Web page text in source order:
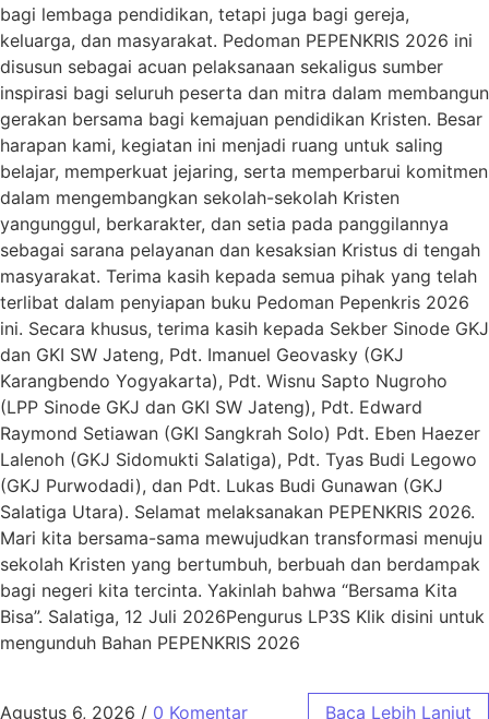
bagi lembaga pendidikan, tetapi juga bagi gereja,
keluarga, dan masyarakat. Pedoman PEPENKRIS 2026 ini
disusun sebagai acuan pelaksanaan sekaligus sumber
inspirasi bagi seluruh peserta dan mitra dalam membangun
gerakan bersama bagi kemajuan pendidikan Kristen. Besar
harapan kami, kegiatan ini menjadi ruang untuk saling
belajar, memperkuat jejaring, serta memperbarui komitmen
dalam mengembangkan sekolah-sekolah Kristen
yangunggul, berkarakter, dan setia pada panggilannya
sebagai sarana pelayanan dan kesaksian Kristus di tengah
masyarakat. Terima kasih kepada semua pihak yang telah
terlibat dalam penyiapan buku Pedoman Pepenkris 2026
ini. Secara khusus, terima kasih kepada Sekber Sinode GKJ
dan GKI SW Jateng, Pdt. Imanuel Geovasky (GKJ
Karangbendo Yogyakarta), Pdt. Wisnu Sapto Nugroho
(LPP Sinode GKJ dan GKI SW Jateng), Pdt. Edward
Raymond Setiawan (GKI Sangkrah Solo) Pdt. Eben Haezer
Lalenoh (GKJ Sidomukti Salatiga), Pdt. Tyas Budi Legowo
(GKJ Purwodadi), dan Pdt. Lukas Budi Gunawan (GKJ
Salatiga Utara). Selamat melaksanakan PEPENKRIS 2026.
Mari kita bersama-sama mewujudkan transformasi menuju
sekolah Kristen yang bertumbuh, berbuah dan berdampak
bagi negeri kita tercinta. Yakinlah bahwa “Bersama Kita
Bisa”. Salatiga, 12 Juli 2026Pengurus LP3S Klik disini untuk
mengunduh Bahan PEPENKRIS 2026
Agustus 6, 2026 / 0 Komentar Baca Lebih Lanjut